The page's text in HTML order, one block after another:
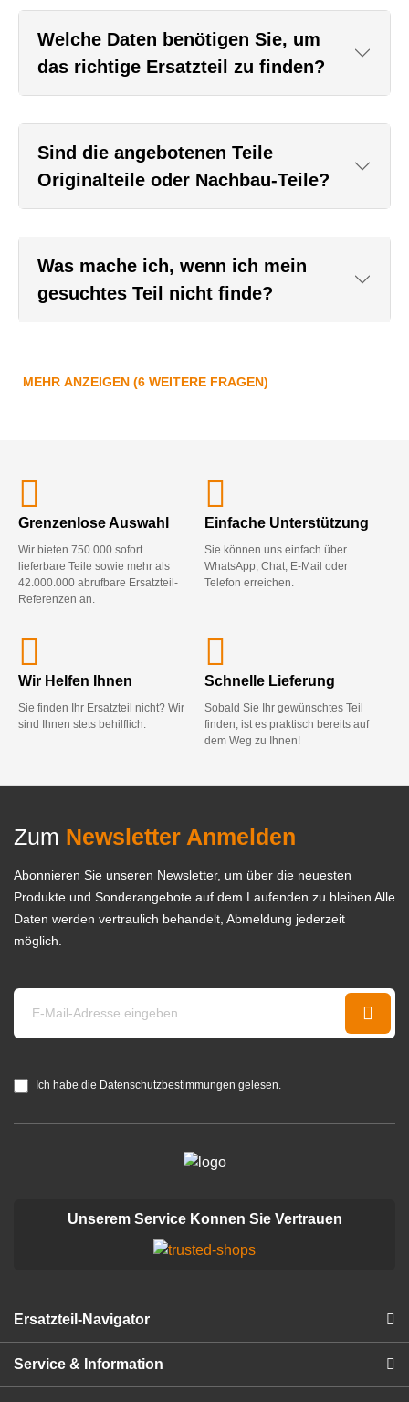
Welche Daten benötigen Sie, um
das richtige Ersatzteil zu finden?
Sind die angebotenen Teile
Originalteile oder Nachbau-Teile?
Was mache ich, wenn ich mein
gesuchtes Teil nicht finde?
MEHR ANZEIGEN (6 WEITERE FRAGEN)
Grenzenlose Auswahl
Wir bieten 750.000 sofort
lieferbare Teile sowie mehr als
42.000.000 abrufbare Ersatzteil-
Referenzen an.
Einfache Unterstützung
Sie können uns einfach über
WhatsApp, Chat, E-Mail oder
Telefon erreichen.
Wir Helfen Ihnen
Sie finden Ihr Ersatzteil nicht? Wir
sind Ihnen stets behilflich.
Schnelle Lieferung
Sobald Sie Ihr gewünschtes Teil
finden, ist es praktisch bereits auf
dem Weg zu Ihnen!
Zum Newsletter Anmelden
Abonnieren Sie unseren Newsletter, um über die neuesten
Produkte und Sonderangebote auf dem Laufenden zu bleiben Alle
Daten werden vertraulich behandelt, Abmeldung jederzeit
möglich.
Ich habe die Datenschutzbestimmungen gelesen.
Unserem Service Konnen Sie Vertrauen
Ersatzteil-Navigator
Service & Information